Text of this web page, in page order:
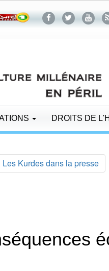
DROITS DE
Les Kurdes dans la presse